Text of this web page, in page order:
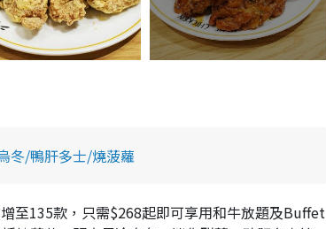
冬/鴨肝多士/燒菠蘿
至135款，只需$268起即可享用和牛放題及Buffet